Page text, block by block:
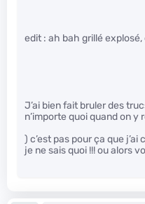
edit : ah bah grillé
J’ai bien fait bruler des
n’importe quoi quand on y
) c’est pas pour ça que
je ne sais quoi !!! ou alors